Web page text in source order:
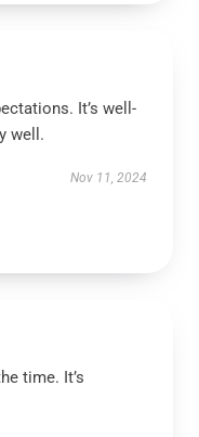
It’s well-
well.
Nov 11, 2024
time. It’s